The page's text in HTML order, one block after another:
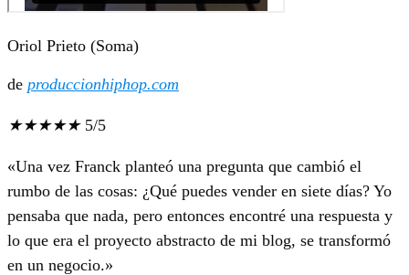
Oriol Prieto (Soma)
de produccionhiphop.com
★★★★★ 5/5
«Una vez Franck planteó una pregunta que cambió el
rumbo de las cosas: ¿Qué puedes vender en siete días? Yo
pensaba que nada, pero entonces encontré una respuesta y
lo que era el proyecto abstracto de mi blog, se transformó
en un negocio.»